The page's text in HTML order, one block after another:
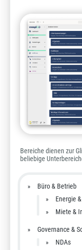
Bereiche dienen zur
beliebige
Büro & Betrieb
Energie
Miete &
Governance &
NDAs